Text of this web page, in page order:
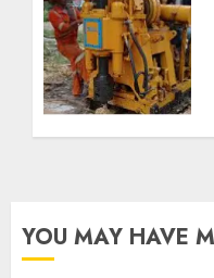
YOU MAY HAVE